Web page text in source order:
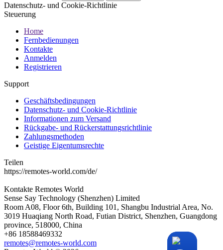
Datenschutz- und Cookie-Richtlinie
Steuerung
Home
Fernbedienungen
Kontakte
Anmelden
Registrieren
Support
Geschäftsbedingungen
Datenschutz- und Cookie-Richtlinie
Informationen zum Versand
Rückgabe- und Rückerstattungsrichtlinie
Zahlungsmethoden
Geistige Eigentumsrechte
Teilen
https://remotes-world.com/de/
Kontakte Remotes World
Sense Say Technology (Shenzhen) Limited
Room A08, Floor 6th, Building 101, Shangbu Industrial Area, No.
3019 Huaqiang North Road, Futian District, Shenzhen, Guangdong
province, 518000, China
+86 18588469332
remotes@remotes-world.com